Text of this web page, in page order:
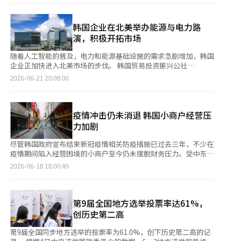
的精细化和差异化的投资激励措施及核心内容。※ 本报道经人工
智能（AI）系统翻译与编辑。
为37.2℃。 韩国已连续第三年观测到40℃以上高温。2024年8月，
京畿道骊州曾测得40℃；2025年7月，京畿道光明市和坡州市分别
达到40.2℃和40.1℃。韩国气象部门认为，接近或超过40℃的极端
高温正逐渐从异常现象演变为一种新的“新常态”。 随着高温持
续升级，韩国气象厅当天上午11时起，对金海市和密阳市发布高温
重大警报。庆尚南道发布该级别警报的地区已扩大至梁山、宜宁、
昌宁、金海和密阳5个市郡。气象厅表示，高温重大警报在预计最
高体感温度达到38℃以上或最高气温达到39℃以上时发布，
一切户外活动和室外作业。 同时，首尔西南部、京畿道部分地
区、仁川北部、忠清南道泰安郡、全罗南道高兴郡南部等地的高温
预警也升级为暴暑警报，韩国多地持续处于高温预警状态。 气象
厅预测，受北太平洋高压持续控制，全国未来几天仍将维持晴朗少
雨天气，极端高温短期内难以缓解。白天积聚的热量夜间难以散
去，全国多地还将持续出现“热带夜”（夜间最低气温不低于25摄
氏度）现象，民众需做好防暑降温措施。
销等领域，“留学后就业”逐渐成为韩国留学的重要组成部分。
韩国教育部数据显示，2025年韩国高等教育机构外籍留学生人数
达25.3万人，同比增长21.3%，其中攻读学位课程的学生占比提升
至70.7%。随着留学生规模扩大，就业需求也增加。对企业而言，
既熟悉韩国文化、又了解海外市场的外籍留学生，正成为企业拓展
海外业务的重要人才来源。 韩国规模最大的外籍留学生招聘活动
之一是“全球人才招聘会”（GLOBAL TALENT FAIR），由产业
通商资源部、雇佣劳动部主办，韩国贸易投资振兴公社
说明会、就业讲座、一对一咨询、简历修改和模拟面试等服务，既
帮助留学生了解韩国企业的招聘要求，也方便企业直接考察应聘者
的专业能力和沟通水平。 值得关注的是，近年来外籍留学生招聘
会开始向地方扩展。2025年，KOTRA分别与釜山大学、江原大学
合作举办招聘会，帮助地方企业与外籍留学生开展一对一面试，为
制造业、先进产业、旅游和贸易等领域引进国际人才。 不过，外
籍留学生在韩就业率仍有提升空间。教育部数据显示，2024年外
籍留学生毕业生人数为3.63万人，其中就业人数为4993人，就业
经验，仍是影响就业的重要因素。因此，近年来韩国各类招聘会逐
渐由单纯的招聘活动升级为综合就业服务平台，增加签证咨询、职
业规划、简历指导、模拟面试以及外国员工经验分享等内容，以提
高外籍留学生在韩就业成功率。 业内人士认为，随着外籍留学生
人数持续增加，留学与就业之间的衔接将成为韩国提升留学吸引力
的重要环节。招聘会从首尔走向地方，反映出韩国正努力构建
韩国企业在北美举办能源与电力路
演，积极开拓市场
随着人工智能的普及，电力和能源基础设施的需求急剧增加，韩国
企业正加快进入北美市场的步伐。 韩国贸易投资振兴公社
（KOTRA）与庆尚南道于6月15日至21日，在美国休斯顿和加拿
的出口，许多参展企业均为与斗山能源、孝诚重工业等合作的公
司，展示了发电厂用起重机、泵模块、防爆电缆、涡轮叶片等专业
设备技术。 近期，美国和加拿大正在推进电力网现代化和能源转
型的大规模投资。美国能源部（DOE）计划从明年起在四年内投入
19亿美元（约合2.9万亿韩元）用于国家电力网的现代化。 加拿大
政府也计划将电力网扩展至目前的两倍，并在2050年前新增最多
190GW的低碳发电设施。随着北美地区大规模能源基础设施的更
新换代，韩国设备企业在发电和输配电领域的市场机会将进一步扩
会“能源项目博览会（EPC SHOW）”上设立了韩国展区。此次活
动吸引了包括贝克特、弗卢尔等全球企业的7000多名代表，韩国
企业与400多家买家进行了出口洽谈，包括预先匹配的买家。韩水
电力公司也积极宣传K-核电技术，支持中小企业的发展。 随后，6
月19日在加拿大多伦多举行了企业间交易（B2B）出口洽谈会和加
拿大EPC·核电产业说明会。生产核电用精密铸造产品的某些参展
2026-06-21 20:08:00
疫情冲击仍未消退 韩国小商户经营压
力加剧
尽管韩国政府宣布结束新冠疫情相关防疫措施已过去三年，不少在
疫情期间陷入经营困境的小商户至今仍未摆脱财务压力。受中东局
势持续紧张、美国加征关税以及内需低迷等多重因素影响，韩国小
今年以来最高水平。该项目主要面向疫情期间因经营困难申请政策
性贷款的个体工商户，为符合条件的商户提供延长贷款偿还期限、
减免利息等债务调整支持。 申请对象包括截至2024年年底销售额
低于疫情期间（2020年至2023年）同期水平，或仍有疫情期间向
其他金融机构借款尚未偿还的小商户，中低信用等级经营者也可申
2026-06-18 18:00:49
第9届全国地方选举投票率达61%，
创历史第二高
第9届全国同步地方选举的投票率为61.0%，创下历史第二高的记